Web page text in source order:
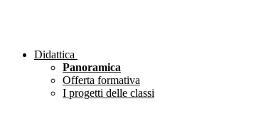
Didattica
Panoramica
Offerta formativa
I progetti delle classi